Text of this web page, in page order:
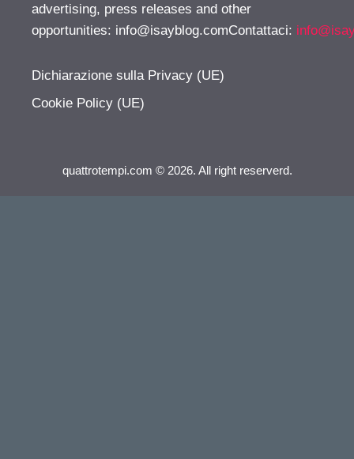
advertising, press releases and other
opportunities: info@isayblog.comContattaci:
Dichiarazione sulla Privacy (UE)
Cookie Policy (UE)
quattrotempi.com © 2026. All right reserverd.